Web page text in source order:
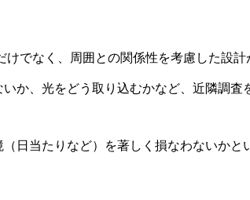
でなく、周囲との関係性を考慮した設計
か、光をどう取り込むかなど、近隣調
日当たりなど）を著しく損なわないか